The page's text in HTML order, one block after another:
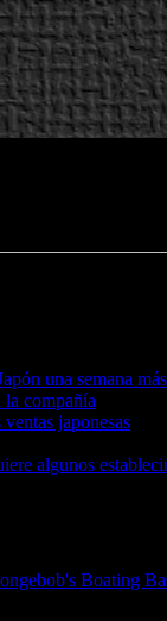
una semana más
compañía
japonesas
algunos
Boating